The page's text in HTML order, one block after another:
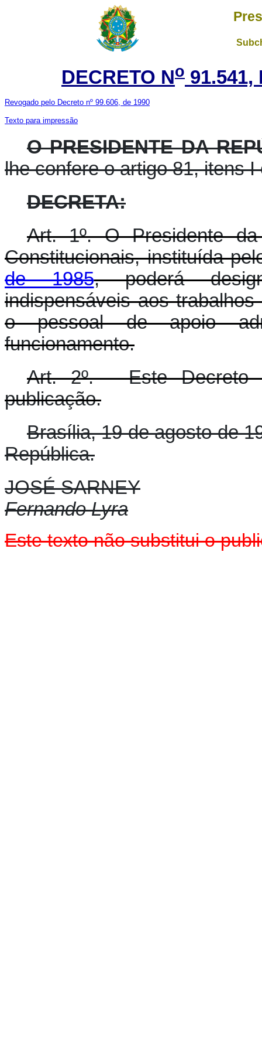
DECRETO No 91.541,
Revogado pelo Decreto nº 99.606, de 1990
Texto para impressão
O PRESIDENTE DA
lhe confere o artigo 81, itens
DECRETA:
Art. 1º. O Presidente
Constitucionais, instituída
de 1985, poderá
indispensáveis aos
o pessoal de apoio
funcionamento.
Art. 2º. - Este
publicação.
Brasília, 19 de agosto de
República.
JOSÉ SARNEY
Fernando Lyra
Este texto não substitui o